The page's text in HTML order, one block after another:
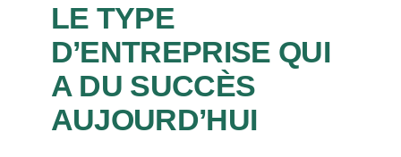
LE TYPE
D’ENTREPRISE QUI
A DU SUCCÈS
AUJOURD’HUI